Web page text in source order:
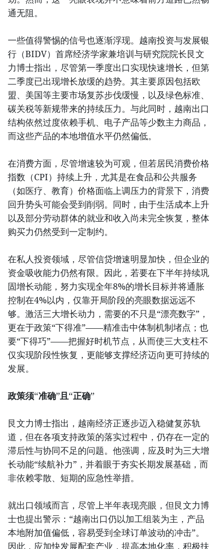
通无阻。
一些值得警惕的信号也逐渐浮现。越南投资与发展银
行（BIDV）首席经济学家兼培训与研究院院长艮文
力博士指出，尽管第一季度出口实现快速增长，但第
二季度已出现增长放缓的趋势。其主要原因包括欧
盟、美国等主要市场复苏步伐缓慢，以及绿色标准、
碳关税等新规带来的持续压力。与此同时，越南出口
结构依然过度依赖手机、电子产品等少数主力商品，
而这些产品的本地增值水平仍然偏低。
在消费方面，尽管增速较为可观，但若居民消费价格
指数（CPI）持续上升，尤其是在食品和公共服务
（如医疗、教育）价格面临上调压力的背景下，消费
回升势头可能会受到削弱。同时，由于生活成本上升
以及部分劳动群体的就业和收入尚未完全恢复，整体
购买力仍然受到一定制约。
在私人投资领域，尽管信贷增速明显加快，但企业的
资金吸收能力仍然有限。因此，若要在下半年持续巩
固增长动能，努力实现全年8%的增长目标并将通胀
控制在4%以内，仅靠开局阶段的亮眼数据远远不
够。激活三大增长动力，需要的不只是“漂亮数字”，
更在于政策“下得准”——精准击中体制机制堵点；也
要“下得巧”——把握好时机节点，从而使三大支柱不
仅实现阶段性恢复，更能够支撑经济迈向更可持续的
发展。
政策须“准确”且“正确”
艮文力博士指出，越南经济正逐步迈入稳健复苏轨
道，但在各项支持政策的落实过程中，仍存在一定的
滞后性与协同不足的问题。他强调，应及时为三大增
长动能“续航补力”，并着眼于夯实长期发展基础，而
非依赖零散、短期的应急性举措。
就出口领域而言，尽管上半年表现亮眼，但艮文力博
士也提出警示：“越南出口仍以加工组装为主，产品
本地附加值偏低，容易受到全球订单波动的冲击”。
因此，应加快发展配套产业，提高本地化率，积极扶